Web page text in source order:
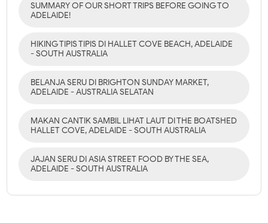
SUMMARY OF OUR SHORT TRIPS BEFORE GOING TO
ADELAIDE!
HIKING TIPIS TIPIS DI HALLET COVE BEACH, ADELAIDE
- SOUTH AUSTRALIA
BELANJA SERU DI BRIGHTON SUNDAY MARKET,
ADELAIDE - AUSTRALIA SELATAN
MAKAN CANTIK SAMBIL LIHAT LAUT DI THE BOATSHED
HALLET COVE, ADELAIDE - SOUTH AUSTRALIA
JAJAN SERU DI ASIA STREET FOOD BY THE SEA,
ADELAIDE - SOUTH AUSTRALIA